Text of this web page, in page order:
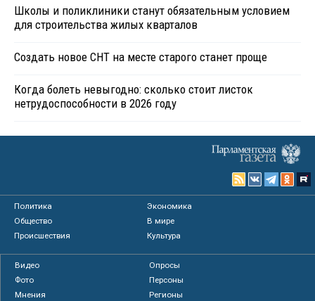
Школы и поликлиники станут обязательным условием
для строительства жилых кварталов
Создать новое СНТ на месте старого станет проще
Когда болеть невыгодно: сколько стоит листок
нетрудоспособности в 2026 году
Политика
Экономика
Общество
В мире
Происшествия
Культура
Видео
Опросы
Фото
Персоны
Мнения
Регионы